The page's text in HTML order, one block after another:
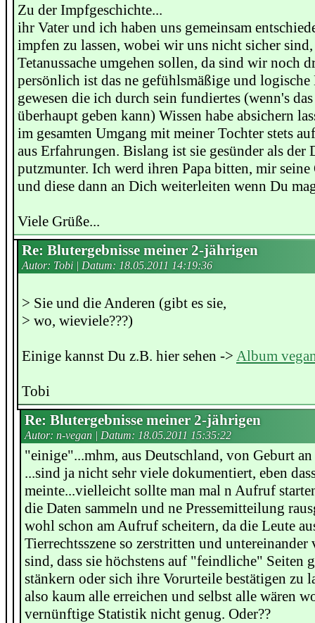
Zu der Impfgeschichte...
ihr Vater und ich haben uns gemeinsam
impfen zu lassen, wobei wir uns nicht sicher
Tetanussache umgehen sollen, da sind wir noch
persönlich ist das ne gefühlsmäßige und
gewesen die ich durch sein fundiertes (wenn's
überhaupt geben kann) Wissen habe absichern
im gesamten Umgang mit meiner Tochter stets
aus Erfahrungen. Bislang ist sie gesünder als der
putzmunter. Ich werd ihren Papa bitten, mir
und diese dann an Dich weiterleiten wenn Du
Viele Grüße...
Re: Blutergebnisse meiner 2-jährigen
Autor: Tobi | Datum: 18.05.2011 14:19:36
> Sie und die Anderen (gibt es sie,
> wo, wieviele???)
Einige kannst Du z.B. hier sehen -> Album
Tobi
Re: Blutergebnisse meiner 2-jährigen
Autor: n-vegan | Datum: 18.05.2011 15:35:22
"einige"...mhm, aus Deutschland, von Geburt
...sind ja nicht sehr viele dokumentiert, eben
meinte...vielleicht sollte man mal n Aufruf
die Daten sammeln und ne Pressemitteilung
wohl schon am Aufruf scheitern, da die Leute
Tierrechtsszene so zerstritten und
sind, dass sie höchstens auf "feindliche" Seiten
stänkern oder sich ihre Vorurteile bestätigen zu
also kaum alle erreichen und selbst alle wären
vernünftige Statistik nicht genug. Oder??